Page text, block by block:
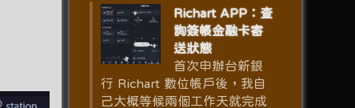
Richart APP：查
詢簽帳金融卡寄
送狀態
首次申辦台新銀
行 Richart 數位帳戶後，我自
己大概等候兩個工作天就完成